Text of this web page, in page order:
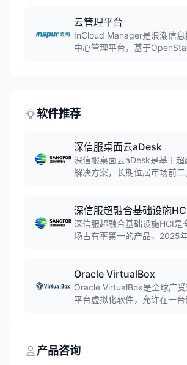
架，帮助企业高效开发部署AI
云管理平台
InCloud Manager是浪潮信
中心管理平台，基于
软件推荐
深信服桌面云aDesk
深信服桌面云aDesk是基于超
解决方案，长期位居市场前
体验。累计服务用户超过
享桌面、共享桌面、虚拟化
式。
深信服超融合基础设施
深信服超融合基础设施HCI是
场占有率第一的产品，2025
解决方案，支持VMware无感
年入围Gartner超融合魔力象
Oracle VirtualBox
Oracle VirtualBox是全球广
平台虚拟化软件，允许在一台
作为宿主和客户机。
产品咨询